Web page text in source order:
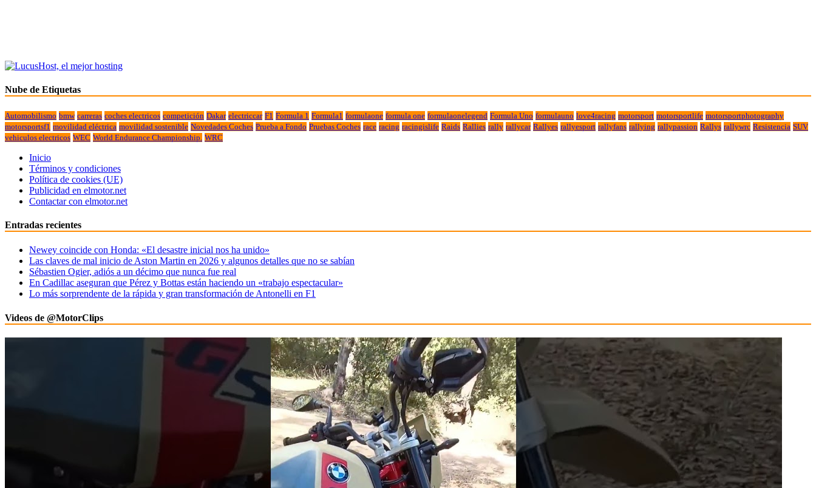
Nube de Etiquetas
Automobilismo bmw carreras coches electricos competición Dakar electriccar F1 Formula 1 Formula1 formulaone formula one formulaonelegend Formula Uno formulauno love4racing motorsport motorsportlife motorsportphotography
motorsportsf1 movilidad eléctrica movilidad sostenible Novedades Coches Prueba a Fondo Pruebas Coches race racing racingislife Raids Rallies rally rallycar Rallyes rallyesport rallyfans rallying rallypassion Rallys rallywrc Resistencia SUV
vehiculos electricos WEC World Endurance Championship. WRC
Inicio
Términos y condiciones
Política de cookies (UE)
Publicidad en elmotor.net
Contactar con elmotor.net
Entradas recientes
Newey coincide con Honda: «El desastre inicial nos ha unido»
Las claves de mal inicio de Aston Martin en 2026 y algunos detalles que no se sabían
Sébastien Ogier, adiós a un décimo que nunca fue real
En Cadillac aseguran que Pérez y Bottas están haciendo un «trabajo espectacular»
Lo más sorprendente de la rápida y gran transformación de Antonelli en F1
Videos de @MotorClips